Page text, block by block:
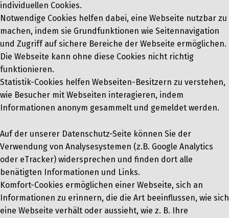
individuellen Cookies.
Notwendige Cookies helfen dabei, eine Webseite nutzbar zu
machen, indem sie Grundfunktionen wie Seitennavigation
und Zugriff auf sichere Bereiche der Webseite ermöglichen.
Die Webseite kann ohne diese Cookies nicht richtig
funktionieren.
Statistik-Cookies helfen Webseiten-Besitzern zu verstehen,
wie Besucher mit Webseiten interagieren, indem
Informationen anonym gesammelt und gemeldet werden.
Auf der unserer Datenschutz-Seite können Sie der
Verwendung von Analysesystemen (z.B. Google Analytics
oder eTracker) widersprechen und finden dort alle
benätigten Informationen und Links.
Komfort-Cookies ermöglichen einer Webseite, sich an
Informationen zu erinnern, die die Art beeinflussen, wie sich
eine Webseite verhält oder aussieht, wie z. B. Ihre